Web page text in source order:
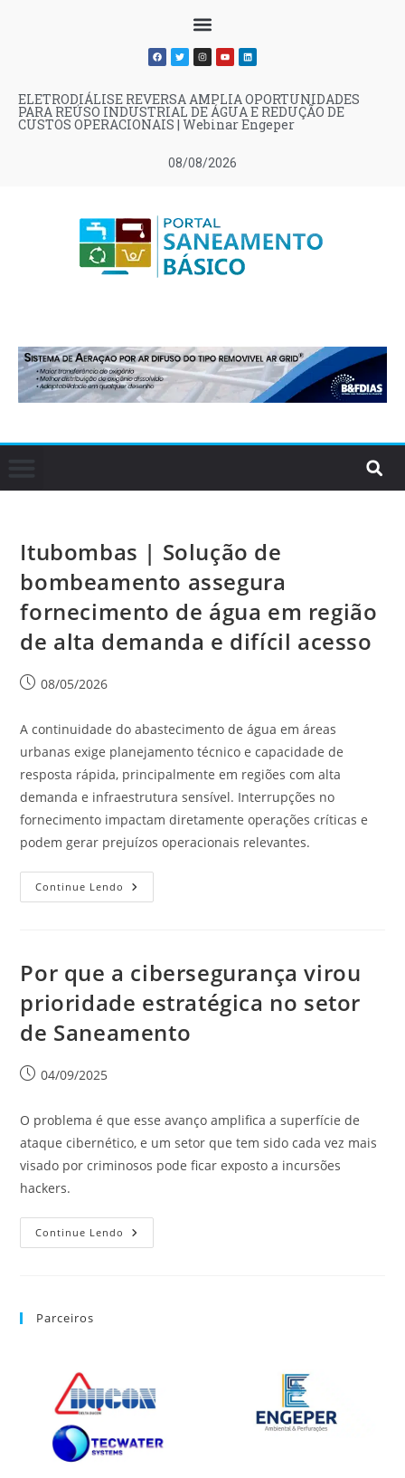
08/08/2026
ELETRODIÁLISE REVERSA AMPLIA OPORTUNIDADES
PARA REÚSO INDUSTRIAL DE ÁGUA E REDUÇÃO DE
CUSTOS OPERACIONAIS | Webinar Engeper
Itubombas | Solução de
bombeamento assegura
fornecimento de água em região
de alta demanda e difícil acesso
08/05/2026
A continuidade do abastecimento de água em áreas
urbanas exige planejamento técnico e capacidade de
resposta rápida, principalmente em regiões com alta
demanda e infraestrutura sensível. Interrupções no
fornecimento impactam diretamente operações críticas e
podem gerar prejuízos operacionais relevantes.
Continue Lendo
Por que a cibersegurança virou
prioridade estratégica no setor
de Saneamento
04/09/2025
O problema é que esse avanço amplifica a superfície de
ataque cibernético, e um setor que tem sido cada vez mais
visado por criminosos pode ficar exposto a incursões
hackers.
Continue Lendo
Parceiros